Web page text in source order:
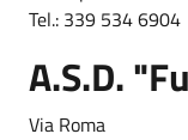
Tel.: 339 534 6904
A.S.D.
Via Roma